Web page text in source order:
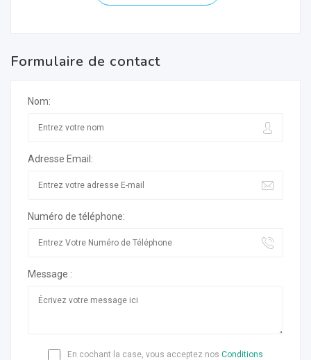
Formulaire de contact
Nom:
Adresse Email:
Numéro de téléphone:
Message :
En cochant la case, vous acceptez nos Conditions